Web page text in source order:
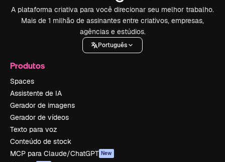
A plataforma criativa para você direcionar seu melhor trabalho.
Mais de 1 milhão de assinantes entre criativos, empresas,
agências e estúdios.
Português
Produtos
Spaces
Assistente de IA
Gerador de imagens
Gerador de vídeos
Texto para voz
Conteúdo de stock
MCP para Claude/ChatGPT New